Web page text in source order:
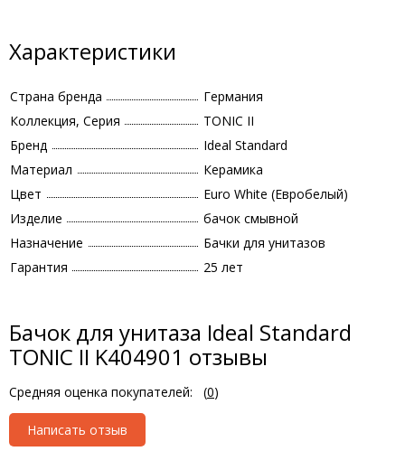
Характеристики
Страна бренда
Германия
Коллекция, Серия
TONIC II
Бренд
Ideal Standard
Материал
Керамика
Цвет
Euro White (Евробелый)
Изделие
бачок смывной
Назначение
Бачки для унитазов
Гарантия
25 лет
Бачок для унитаза Ideal Standard
TONIC II K404901 отзывы
Средняя оценка покупателей: (0)
Написать отзыв